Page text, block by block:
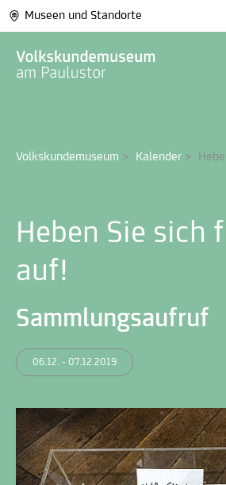
Museen und Standorte
Volkskundemuseum > Kalender >
Heben Sie sich
auf!
Sammlungsaufruf
06.12. - 07.12.2019